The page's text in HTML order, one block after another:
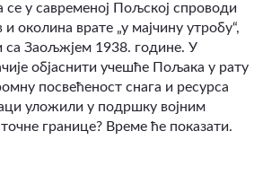
у савременој Пољској спроводи
околина врате „у мајчину утробу“,
са Заољжјем 1938. године. У
објаснити учешће Пољака у рату
посвећеност снага и ресурса
уложили у подршку војним
границе? Време ће показати.